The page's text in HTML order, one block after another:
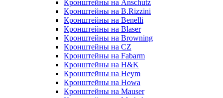
Кронштейны на Anschutz
Кронштейны на B.Rizzini
Кронштейны на Benelli
Кронштейны на Blaser
Кронштейны на Browning
Кронштейны на CZ
Кронштейны на Fabarm
Кронштейны на H&K
Кронштейны на Heym
Кронштейны на Howa
Кронштейны на Mauser